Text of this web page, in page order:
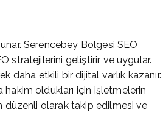
Serencebey Bölgesi SEO
stratejilerini geliştirir ve uygular.
etkili bir dijital varlık kazanır.
hakim oldukları için işletmelerin
düzenli olarak takip edilmesi ve